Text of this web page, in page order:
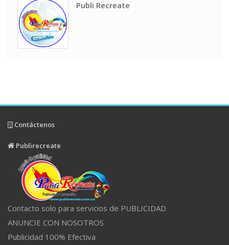
Publi Recreate
Contáctenos
Publirecreate
Contacto solo para servicios de PUBLICIDAD
ANUNCIE CON NOSOTROS
Publicidad 100% Efectiva